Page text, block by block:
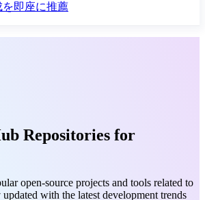
即座に推薦
Repositories for
open-source projects and tools related to
with the latest development trends